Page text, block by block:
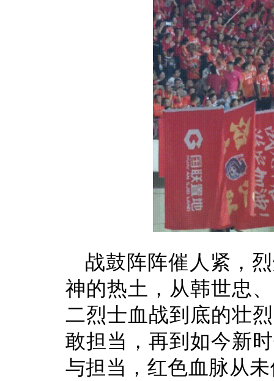
战鼓阵阵催人紧，
神的热土，从韩世忠
二烈士血战到底的壮
敢担当，再到如今新
与担当，红色血脉从